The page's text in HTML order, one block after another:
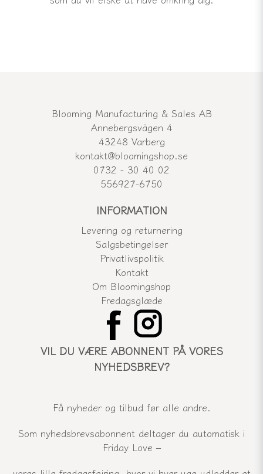
Blooming Manufacturing & Sales AB
Annebergsvägen 4
43248 Varberg
kontakt@bloomingshop.se
0732 - 30 40 02
556927-6750
INFORMATION
Levering og returnering
Salgsbetingelser
Privatlivspolitik
Kontakt
Om Bloomingshop
Fredagsglæde
VIL DU VÆRE ABONNENT PÅ VORES
NYHEDSBREV?
Få nyheder og tilbud før alle andre.
Som nyhedsbrevsabonnent deltager du automatisk i
Friday Love –